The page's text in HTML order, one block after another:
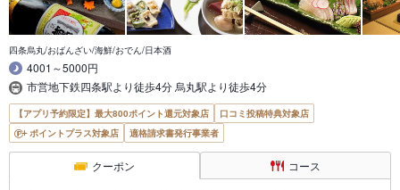
四条烏丸/おばんざい/海鮮/おでん/日本酒
4001～5000円
市営地下鉄四条駅より徒歩4分 烏丸駅より徒歩4分
【アプリ予約限定】最大800ポイント還元対象店
口コミ投稿特典対象店
ポイントプラス対象店
適格請求書発行事業者
クーポン コース